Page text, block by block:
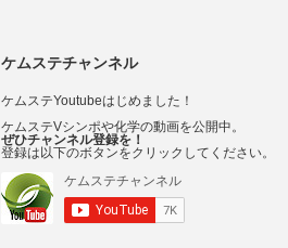
ケムステチャンネル
ケムステYoutubeはじめました！
ケムステVシンポや化学の動画を公開中。
ぜひチャンネル登録を！
登録は以下のボタンをクリックしてください。